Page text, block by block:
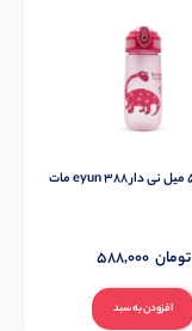
افزودن به سبد
588,000 تومان